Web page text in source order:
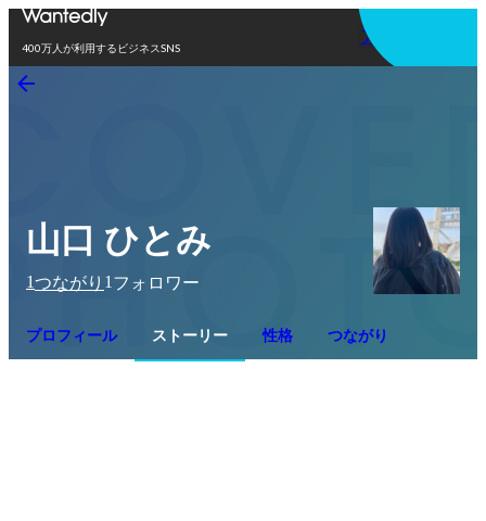
400万人が利用するビジネスSNS
アプリを使う
山口 ひとみ
1つながり 1 フォロワー
プロフィール ストーリー 性格 つながり